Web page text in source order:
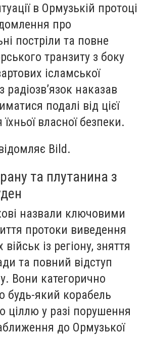
в Ормузькій протоці
про
постріли та повне
транзиту з боку
ісламської
радіозв’язок наказав
подалі від цієї
їхньої власної безпеки.
Bild.
та плутанина з
назвали ключовими
протоки виведення
із регіону, зняття
та повний відступ
Вони категорично
будь-який корабель
ціллю у разі порушення
до Ормузької